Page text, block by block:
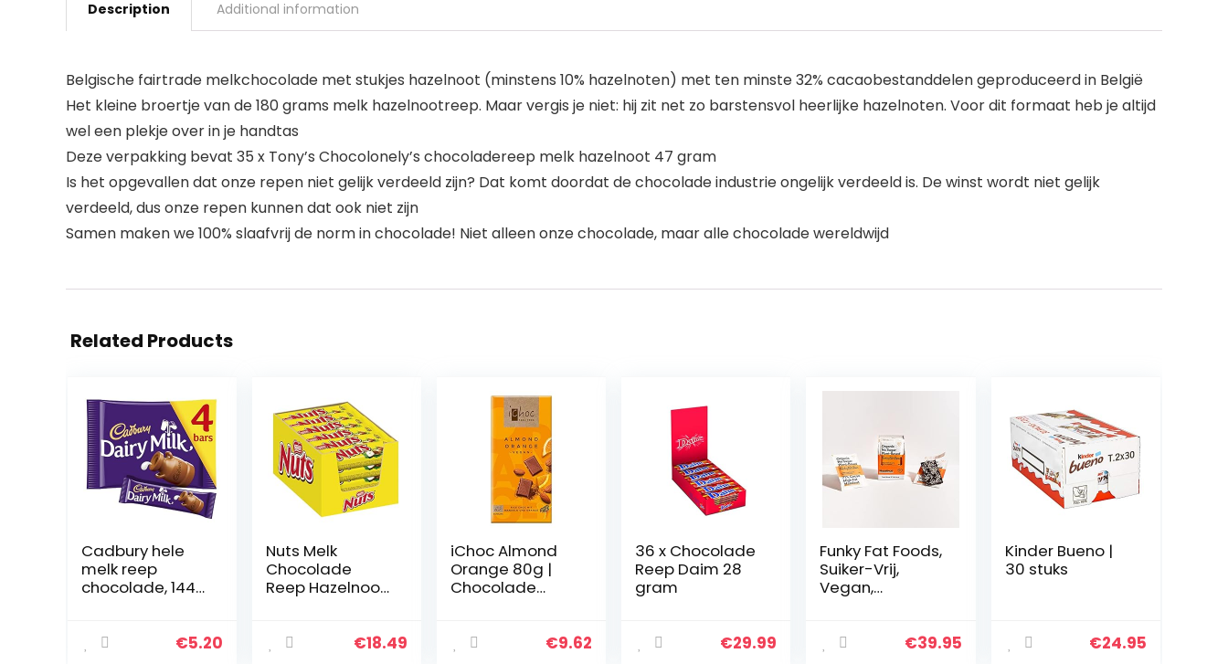
Description Additional information
Belgische fairtrade melkchocolade met stukjes hazelnoot (minstens 10% hazelnoten) met ten minste 32% cacaobestanddelen geproduceerd in België
Het kleine broertje van de 180 grams melk hazelnootreep. Maar vergis je niet: hij zit net zo barstensvol heerlijke hazelnoten. Voor dit formaat heb je altijd
wel een plekje over in je handtas
Deze verpakking bevat 35 x Tony’s Chocolonely’s chocoladereep melk hazelnoot 47 gram
Is het opgevallen dat onze repen niet gelijk verdeeld zijn? Dat komt doordat de chocolade industrie ongelijk verdeeld is. De winst wordt niet gelijk
verdeeld, dus onze repen kunnen dat ook niet zijn
Samen maken we 100% slaafvrij de norm in chocolade! Niet alleen onze chocolade, maar alle chocolade wereldwijd
Related Products
Cadbury hele
melk reep
chocolade, 144
€5.20
Nuts Melk
Chocolade
Reep Hazelnoot
ing – doos met
€18.49
iChoc Almond
Orange 80g |
Chocolade
€9.62
36 x Chocolade
Reep Daim 28
gram
€29.99
Funky Fat Foods,
Suiker-Vrij,
Vegan,
Hazelnoot 10
€39.95
Kinder Bueno |
30 stuks
€24.95